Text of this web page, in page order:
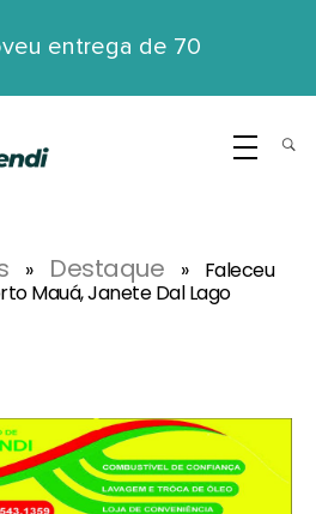
entrega de 70
» Destaque »
Faleceu
Mauá, Janete Dal Lago